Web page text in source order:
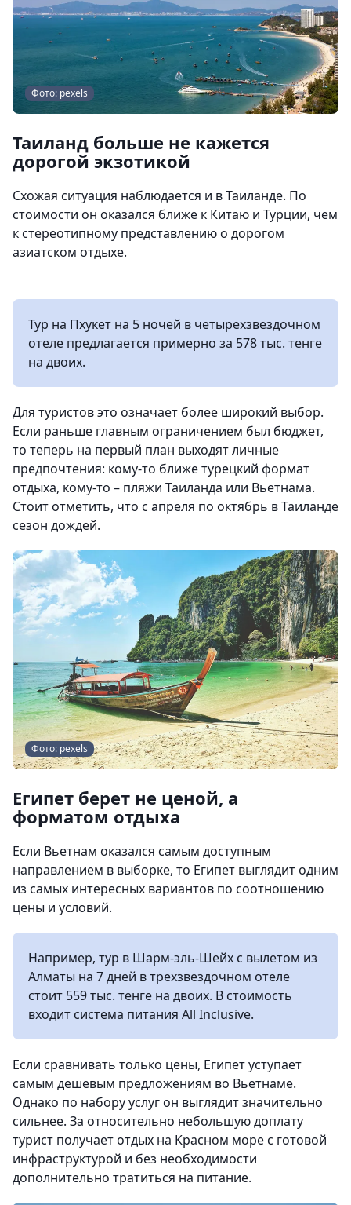
Фото: pexels
Таиланд больше не кажется
дорогой экзотикой
Схожая ситуация наблюдается и в Таиланде. По
стоимости он оказался ближе к Китаю и Турции, чем
к стереотипному представлению о дорогом
азиатском отдыхе.
Тур на Пхукет на 5 ночей в четырехзвездочном
отеле предлагается примерно за 578 тыс. тенге
на двоих.
Для туристов это означает более широкий выбор.
Если раньше главным ограничением был бюджет,
то теперь на первый план выходят личные
предпочтения: кому-то ближе турецкий формат
отдыха, кому-то – пляжи Таиланда или Вьетнама.
Стоит отметить, что с апреля по октябрь в Таиланде
сезон дождей.
Фото: pexels
Египет берет не ценой, а
форматом отдыха
Если Вьетнам оказался самым доступным
направлением в выборке, то Египет выглядит одним
из самых интересных вариантов по соотношению
цены и условий.
Например, тур в Шарм-эль-Шейх с вылетом из
Алматы на 7 дней в трехзвездочном отеле
стоит 559 тыс. тенге на двоих. В стоимость
входит система питания Аll Inclusive.
Если сравнивать только цены, Египет уступает
самым дешевым предложениям во Вьетнаме.
Однако по набору услуг он выглядит значительно
сильнее. За относительно небольшую доплату
турист получает отдых на Красном море с готовой
инфраструктурой и без необходимости
дополнительно тратиться на питание.